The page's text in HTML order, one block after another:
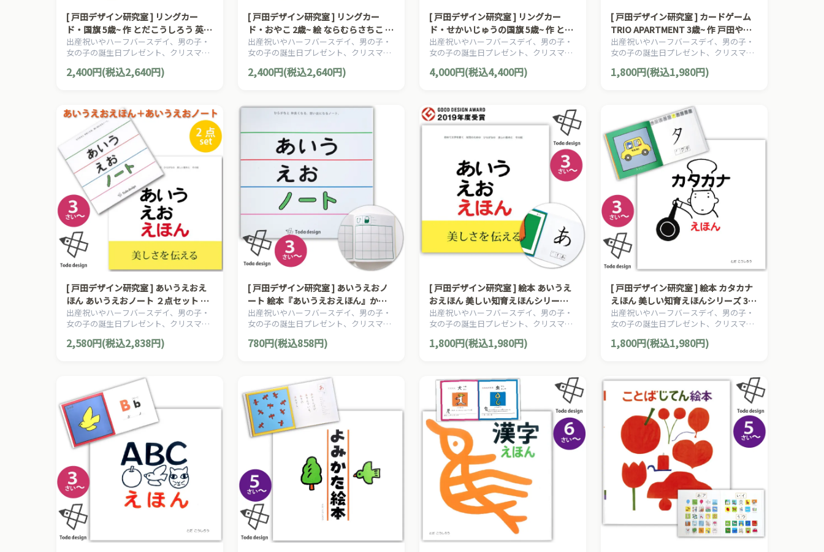
[ 戸田デザイン研究室 ] リングカー
ド・国旗 5歳~ 作 とだこうしろう 英語
監修 アン・ヘリング 世界すべての国
旗 入園 入学祝い
出産祝いやハーフバースデイ、男の子・
女の子の誕生日プレゼント、クリスマス
本の草分け、とだこうしろうの絵本シリ
2,400円(税込2,640円)
[ 戸田デザイン研究室 ] リングカー
ド・おやこ 2歳~ 絵 ならむらさちこ ど
うぶつの親子 いきもの 動物図鑑 入園
出産祝いやハーフバースデイ、男の子・
女の子の誕生日プレゼント、クリスマス
本の草分け、とだこうしろうの絵本シリ
2,400円(税込2,640円)
[ 戸田デザイン研究室 ] リングカー
ド・せかいじゅうの国旗 5歳~ 作 とだ
こうしろう 編集 戸田やすし 世界すべ
ての国旗 入園 入学祝い
出産祝いやハーフバースデイ、男の子・
女の子の誕生日プレゼント、クリスマス
本の草分け、とだこうしろうの絵本シリ
4,000円(税込4,400円)
[ 戸田デザイン研究室 ] カードゲーム
TRIO APARTMENT 3歳~ 作 戸田やす
し 原案idontknow.tokyo
出産祝いやハーフバースデイ、男の子・
女の子の誕生日プレゼント、クリスマス
本の草分け、とだこうしろうの絵本シリ
1,800円(税込1,980円)
[ 戸田デザイン研究室 ] あいうえおえ
ほん あいうえおノート ２点セット 美
しい知育えほんシリーズ 3歳~ 作・絵
とだこうしろう、ひろし ひらがなれ
んしゅうちょう
出産祝いやハーフバースデイ、男の子・
女の子の誕生日プレゼント、クリスマス
本の草分け、とだこうしろうの絵本シリ
2,580円(税込2,838円)
[ 戸田デザイン研究室 ] あいうえおノ
ート 絵本『あいうえおえほん』から
誕生 3歳~ 絵 とだこうしろう ひらが
なれんしゅうちょう
出産祝いやハーフバースデイ、男の子・
女の子の誕生日プレゼント、クリスマス
本の草分け、とだこうしろうの絵本シリ
780円(税込858円)
[ 戸田デザイン研究室 ] 絵本 あいうえ
おえほん 美しい知育えほんシリーズ 3
歳~ 作・絵 とだこうしろう、ひろし
出産祝いやハーフバースデイ、男の子・
女の子の誕生日プレゼント、クリスマス
本の草分け、とだこうしろうの絵本シリ
1,800円(税込1,980円)
[ 戸田デザイン研究室 ] 絵本 カタカナ
えほん 美しい知育えほんシリーズ 3歳
~ 作・絵 とだこうしろう
出産祝いやハーフバースデイ、男の子・
女の子の誕生日プレゼント、クリスマス
本の草分け、とだこうしろうの絵本シリ
1,800円(税込1,980円)